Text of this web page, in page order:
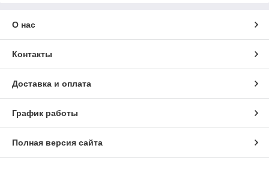
О нас
Контакты
Доставка и оплата
График работы
Полная версия сайта